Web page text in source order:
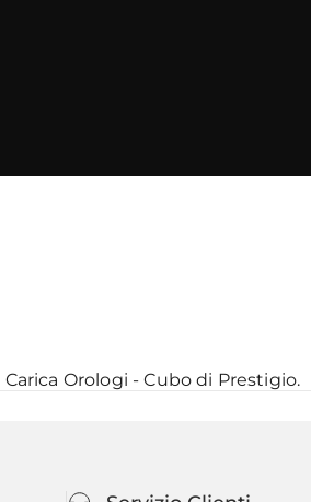
Carica Orologi - Cubo di Prestigio.